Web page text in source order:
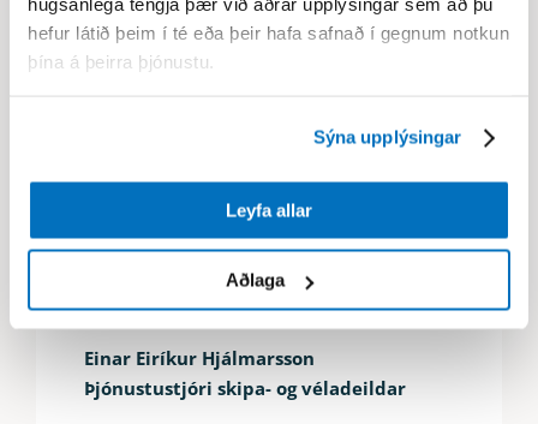
hefur látið þeim í té eða þeir hafa safnað í gegnum notkun
þína á þeirra þjónustu.
Sýna upplýsingar
Leyfa allar
Aðlaga
Einar Eiríkur Hjálmarsson
Þjónustustjóri skipa- og véladeildar